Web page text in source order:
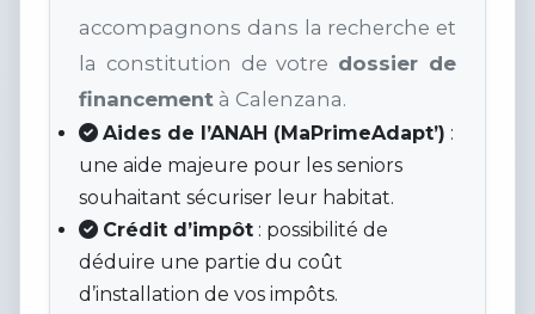
accompagnons dans la recherche et
la constitution de votre dossier de
financement à Calenzana.
Aides de l’ANAH (MaPrimeAdapt’) :
une aide majeure pour les seniors
souhaitant sécuriser leur habitat.
Crédit d’impôt : possibilité de
déduire une partie du coût
d’installation de vos impôts.